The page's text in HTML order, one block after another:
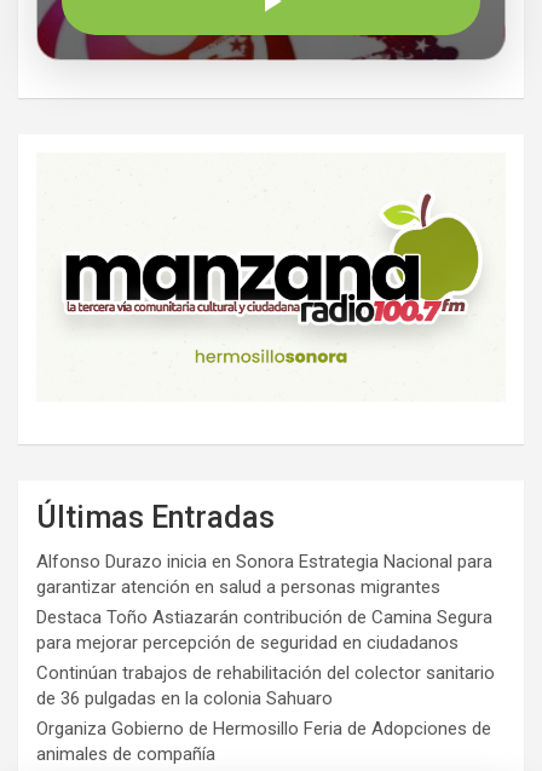
Últimas Entradas
Alfonso Durazo inicia en Sonora Estrategia Nacional para
garantizar atención en salud a personas migrantes
Destaca Toño Astiazarán contribución de Camina Segura
para mejorar percepción de seguridad en ciudadanos
Continúan trabajos de rehabilitación del colector sanitario
de 36 pulgadas en la colonia Sahuaro
Organiza Gobierno de Hermosillo Feria de Adopciones de
animales de compañía